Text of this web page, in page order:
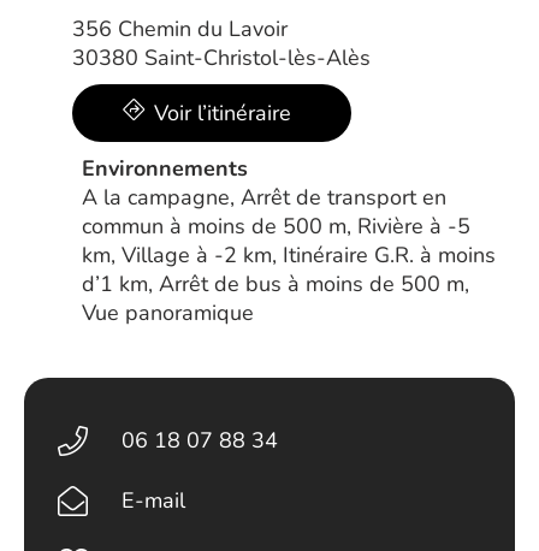
356 Chemin du Lavoir
30380 Saint-Christol-lès-Alès
Voir l’itinéraire
Environnements
A la campagne, Arrêt de transport en
commun à moins de 500 m, Rivière à -5
km, Village à -2 km, Itinéraire G.R. à moins
d’1 km, Arrêt de bus à moins de 500 m,
Vue panoramique
06 18 07 88 34
E-mail